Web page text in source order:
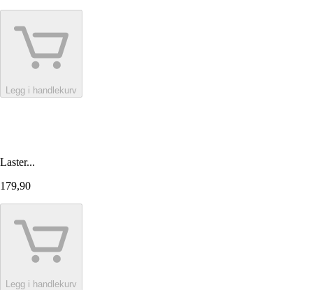
Legg i handlekurv
Laster...
179,90
Legg i handlekurv